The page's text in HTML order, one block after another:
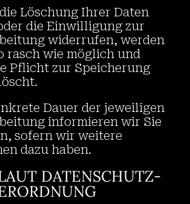
Löschung Ihrer Daten
die Einwilligung zur
widerrufen, werden
rasch wie möglich und
Pflicht zur Speicherung
Dauer der jeweiligen
informieren wir Sie
sofern wir weitere
dazu haben.
DATENSCHUTZ-